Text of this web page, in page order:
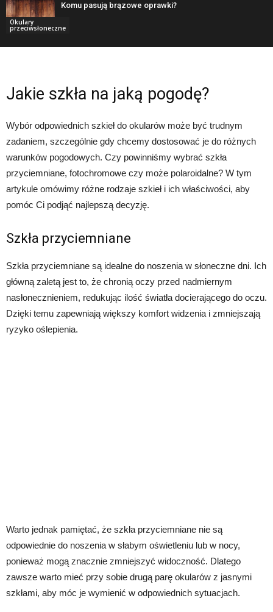
Okulary
przeciwsłoneczne
Komu pasują brązowe oprawki?
Jakie szkła na jaką pogodę?
Wybór odpowiednich szkieł do okularów może być trudnym
zadaniem, szczególnie gdy chcemy dostosować je do różnych
warunków pogodowych. Czy powinniśmy wybrać szkła
przyciemniane, fotochromowe czy może polaroidalne? W tym
artykule omówimy różne rodzaje szkieł i ich właściwości, aby
pomóc Ci podjąć najlepszą decyzję.
Szkła przyciemniane
Szkła przyciemniane są idealne do noszenia w słoneczne dni. Ich
główną zaletą jest to, że chronią oczy przed nadmiernym
nasłonecznieniem, redukując ilość światła docierającego do oczu.
Dzięki temu zapewniają większy komfort widzenia i zmniejszają
ryzyko oślepienia.
Warto jednak pamiętać, że szkła przyciemniane nie są
odpowiednie do noszenia w słabym oświetleniu lub w nocy,
ponieważ mogą znacznie zmniejszyć widoczność. Dlatego
zawsze warto mieć przy sobie drugą parę okularów z jasnymi
szkłami, aby móc je wymienić w odpowiednich sytuacjach.